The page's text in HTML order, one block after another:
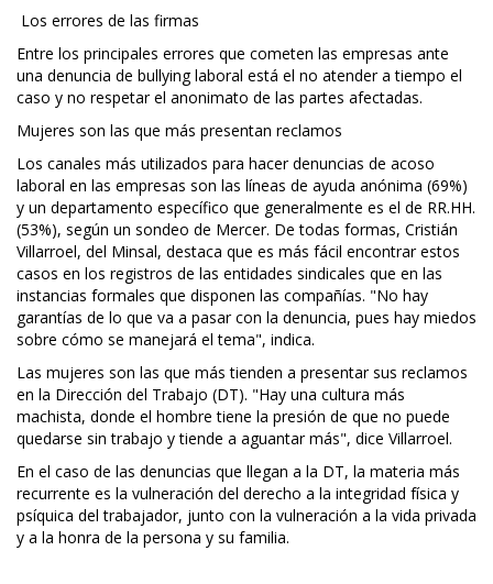
Los errores de las firmas
Entre los principales errores que cometen las empresas ante
una denuncia de bullying laboral está el no atender a tiempo el
caso y no respetar el anonimato de las partes afectadas.
Mujeres son las que más presentan reclamos
Los canales más utilizados para hacer denuncias de acoso
laboral en las empresas son las líneas de ayuda anónima (69%)
y un departamento específico que generalmente es el de RR.HH.
(53%), según un sondeo de Mercer. De todas formas, Cristián
Villarroel, del Minsal, destaca que es más fácil encontrar estos
casos en los registros de las entidades sindicales que en las
instancias formales que disponen las compañías. "No hay
garantías de lo que va a pasar con la denuncia, pues hay miedos
sobre cómo se manejará el tema", indica.
Las mujeres son las que más tienden a presentar sus reclamos
en la Dirección del Trabajo (DT). "Hay una cultura más
machista, donde el hombre tiene la presión de que no puede
quedarse sin trabajo y tiende a aguantar más", dice Villarroel.
En el caso de las denuncias que llegan a la DT, la materia más
recurrente es la vulneración del derecho a la integridad física y
psíquica del trabajador, junto con la vulneración a la vida privada
y a la honra de la persona y su familia.